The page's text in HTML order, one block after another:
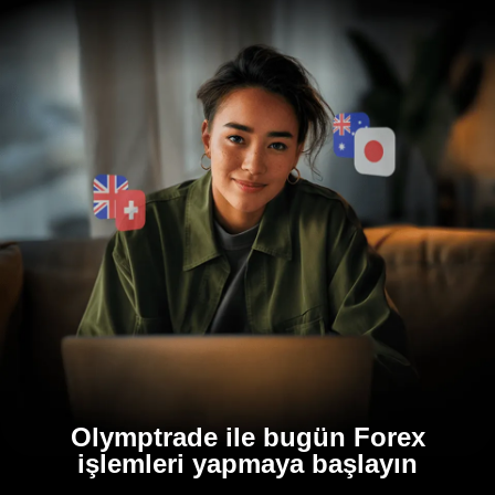
Olymptrade ile bugün Forex
işlemleri yapmaya başlayın